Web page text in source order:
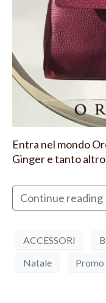
Entra nel mondo
Ginger e tanto altro
Continue reading
ACCESSORI
Natale
Promo